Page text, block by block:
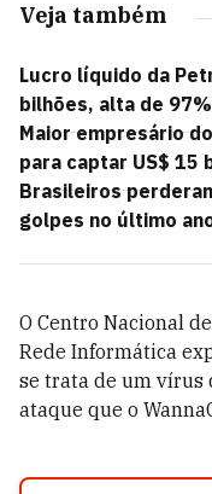
Veja também
Lucro líquido da
bilhões, alta de
Maior empresário
para captar US$ 15
Brasileiros
golpes no último
O Centro Nacional
Rede Informática
se trata de um vírus
ataque que o